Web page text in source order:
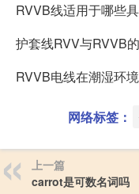
RVVB线适用于哪些
护套线RVV与RVVB
RVVB电线在潮湿环
网络标签：
上一篇
carrot是可数名词吗